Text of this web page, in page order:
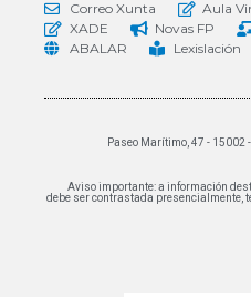
Correo Xunta Aula
XADE
Novas FP
ABALAR
Lexislación
Paseo Marítimo, 47 - 15002
Aviso importante: a información
debe ser contrastada presencialmente,